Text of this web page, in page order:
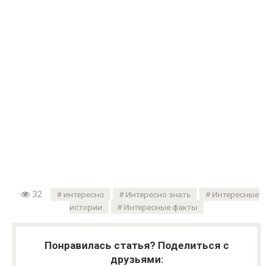
32 интересно Интересно знать
Интересные
истории
Интересные факты
Понравилась статья? Поделиться с
друзьями: